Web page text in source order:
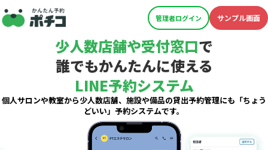
管理者ログイン サンプル画面
少人数店舗や受付窓口で
誰でもかんたんに使える
LINE予約システム
個人サロンや教室から少人数店舗、施設や備品の貸出予約管理にも「ちょう
どいい」予約システムです。